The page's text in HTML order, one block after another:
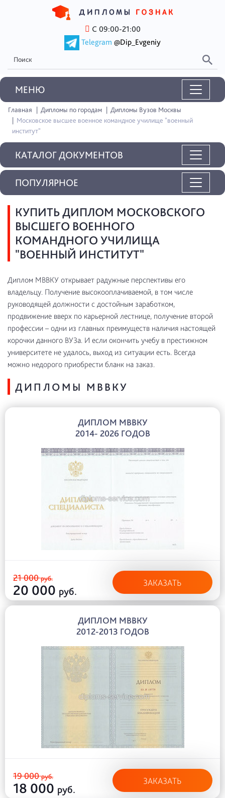
С 09:00-21:00
Telegram @Dip_Evgeniy
MEНЮ
Главная Дипломы по городам
Дипломы Вузов Москвы
Московское высшее военное командное училище "военный
институт"
КАТАЛОГ ДОКУМЕНТОВ
КУПИТЬ ДИПЛОМ МОСКОВСКОГО
ВЫСШЕГО ВОЕННОГО
КОМАНДНОГО УЧИЛИЩА
"ВОЕННЫЙ ИНСТИТУТ"
Диплом МВВКУ открывает радужные перспективы его
владельцу. Получение высокооплачиваемой, в том числе
руководящей должности с достойным заработком,
продвижение вверх по карьерной лестнице, получение второй
профессии – одни из главных преимуществ наличия настоящей
корочки данного ВУЗа. И если окончить учебу в престижном
университете не удалось, выход из ситуации есть. Всегда
можно недорого приобрести бланк на заказ.
ДИПЛОМЫ МВВКУ
ДИПЛОМ МВВКУ
2014- 2026 ГОДОВ
21 000руб.
20 000 руб.
ЗАКАЗАТЬ
ДИПЛОМ МВВКУ
2012-2013 ГОДОВ
19 000руб.
18 000 руб.
ЗАКАЗАТЬ
ПОПУЛЯРНОЕ